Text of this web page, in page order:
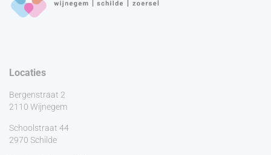
Locaties
Bergenstraat 2
2110 Wijnegem
Schoolstraat 44
2970 Schilde